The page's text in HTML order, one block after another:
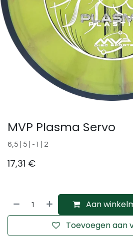
MVP Plasma Servo
6,5 | 5 | -1 | 2
17,31 €
Aan
Toevoegen aan